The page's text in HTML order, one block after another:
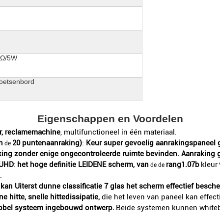
5W
Eigenschappen en Voordelen
reclamemachine, multifunctioneel in één materiaal.
de 20 puntenaanraking): Keur super gevoelig
zonder enige ongecontroleerde ruimte bevinden.
: het hoge definitie LEIDENE scherm, van de de rang1.07b kleur
Uiterst dunne classificatie 7 glas het scherm effectief
hitte, snelle hittedissipatie, die het leven van paneel kan
systeem ingebouwd ontwerp. Beide systemen kunnen